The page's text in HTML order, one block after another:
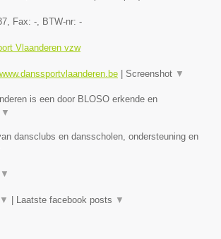
, Fax: - , BTW-nr: -
Vlaanderen vzw
Screenshot ▼
is een door BLOSO erkende en
▼
dansclubs en dansscholen, ondersteuning en
▼
▼ Laatste facebook posts ▼